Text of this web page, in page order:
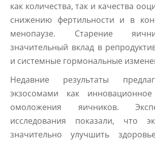
как количества, так и качества
снижению фертильности и в
менопаузе. Старение
значительный вклад в
и системные гормональные
Недавние результаты
экзосомами как
омоложения яичников.
исследования показали, что
значительно улучшить